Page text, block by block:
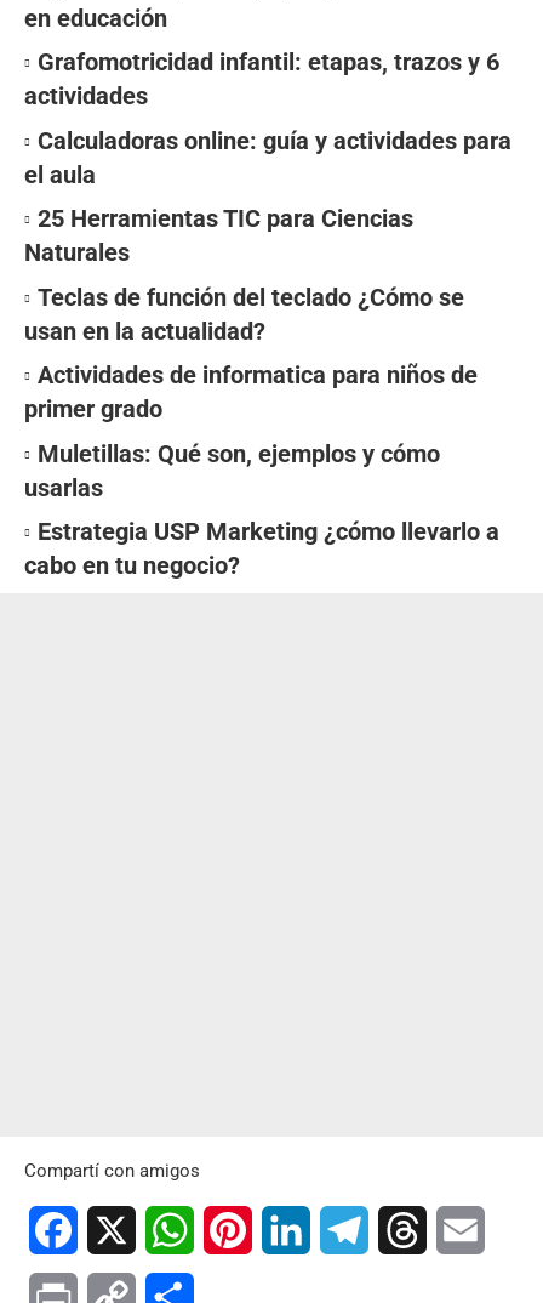
en educación
Grafomotricidad infantil: etapas, trazos y 6
actividades
Calculadoras online: guía y actividades para
el aula
25 Herramientas TIC para Ciencias
Naturales
Teclas de función del teclado ¿Cómo se
usan en la actualidad?
Actividades de informatica para niños de
primer grado
Muletillas: Qué son, ejemplos y cómo
usarlas
Estrategia USP Marketing ¿cómo llevarlo a
cabo en tu negocio?
Compartí con amigos
Facebook WhatsAppPinterest LinkedIn TelegramThreads
Print Copy